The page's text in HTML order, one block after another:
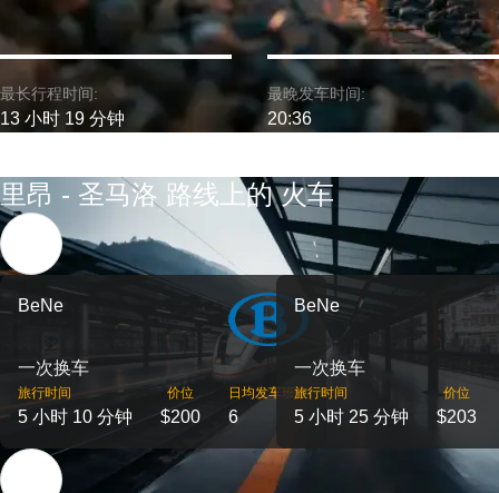
最长行程时间:
13 小时 19 分钟
最晚发车时间:
20:36
里昂 - 圣马洛 路线上的 火车
BeNe
一次换车
旅行时间
5 小时 10 分钟
价位
$200
日均发车班次
6
BeNe
一次换车
旅行时间
5 小时 25 分钟
价位
$203